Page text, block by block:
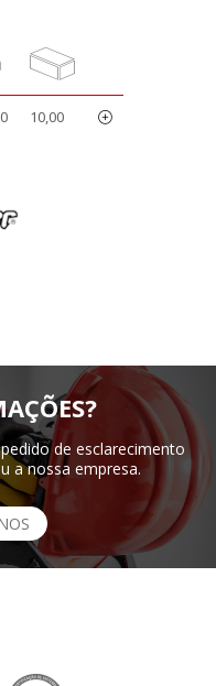
10,00
de esclarecimento
a nossa empresa.